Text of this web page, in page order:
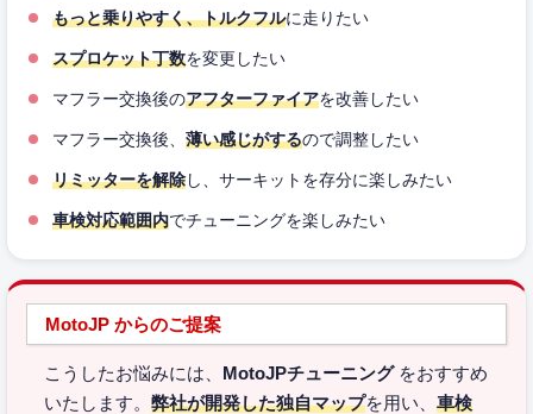
もっと乗りやすく、トルクフルに走りたい
スプロケット丁数を変更したい
マフラー交換後のアフターファイアを改善したい
マフラー交換後、 薄い感じがするので調整したい
リミッターを解除し、サーキットを存分に楽しみたい
車検対応範囲内でチューニングを楽しみたい
MotoJP からのご提案
こうしたお悩みには、 MotoJPチューニングをおすすめ
いたします。 弊社が開発した独自マップを用い、 車検